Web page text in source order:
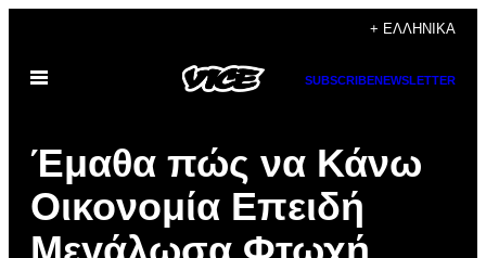
περιεχόμενο
+ ΕΛΛΗΝΙΚΆ
Ανοίξτε
SUBSCRIBENEWSLETTER
Έμαθα πώς να Κάνω
Οικονομία Επειδή